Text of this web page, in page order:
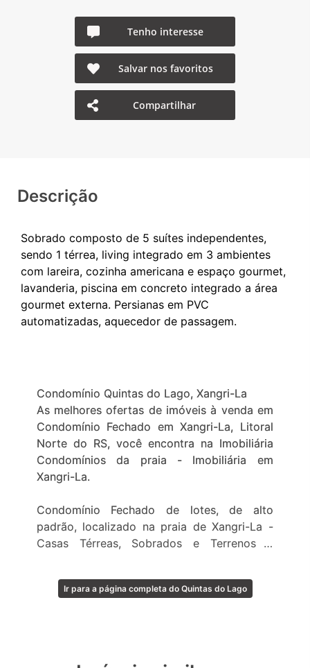
Tenho interesse
Salvar nos favoritos
Compartilhar
Descrição
Sobrado composto de 5 suítes independentes,
sendo 1 térrea, living integrado em 3 ambientes
com lareira, cozinha americana e espaço gourmet,
lavanderia, piscina em concreto integrado a área
gourmet externa. Persianas em PVC
Condomínio Quintas do Lago, Xangri-La
As melhores ofertas de imóveis à venda em
Condomínio Fechado em Xangri-La, Litoral
Norte do RS, você encontra na Imobiliária
Condomínios da praia - Imobiliária em
Xangri-La.
Condomínio Fechado de lotes, de alto
padrão, localizado na praia de Xangri-La -
Casas Térreas, Sobrados e Terrenos à
A localização, a infraestrutura de qualidade
Ir para a página completa do Quintas do Lago